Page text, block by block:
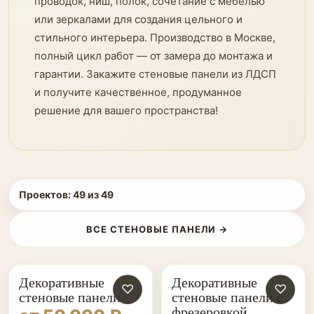
или зеркалами для создания цельного и
стильного интерьера. Производство в Москве,
полный цикл работ — от замера до монтажа и
гарантии. Закажите стеновые панели из ЛДСП
и получите качественное, продуманное
решение для вашего пространства!
Проектов:49из49
ВСЕ СТЕНОВЫЕ ПАНЕЛИ →
♡
Декоративные
стеновые панели ♡
Декоративные
стеновые панели с